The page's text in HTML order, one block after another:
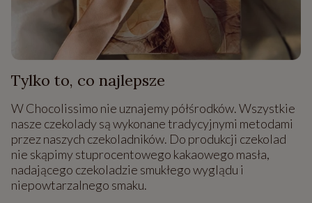
Tylko to, co najlepsze
W Chocolissimo nie uznajemy półśrodków. Wszystkie
nasze czekolady są wykonane tradycyjnymi metodami
przez naszych czekoladników. Do produkcji czekolad
nie skąpimy stuprocentowego kakaowego masła,
nadającego czekoladzie smukłego wyglądu i
niepowtarzalnego smaku.